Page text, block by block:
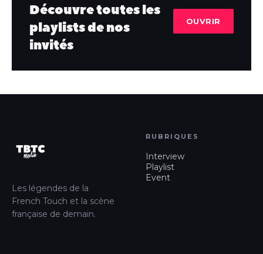
Découvre toutes les
playlists de nos
invités
OUVRIR
Les légendes de la
French Touch et la scène
française de demain.
RUBRIQUES
Interview
Playlist
Event